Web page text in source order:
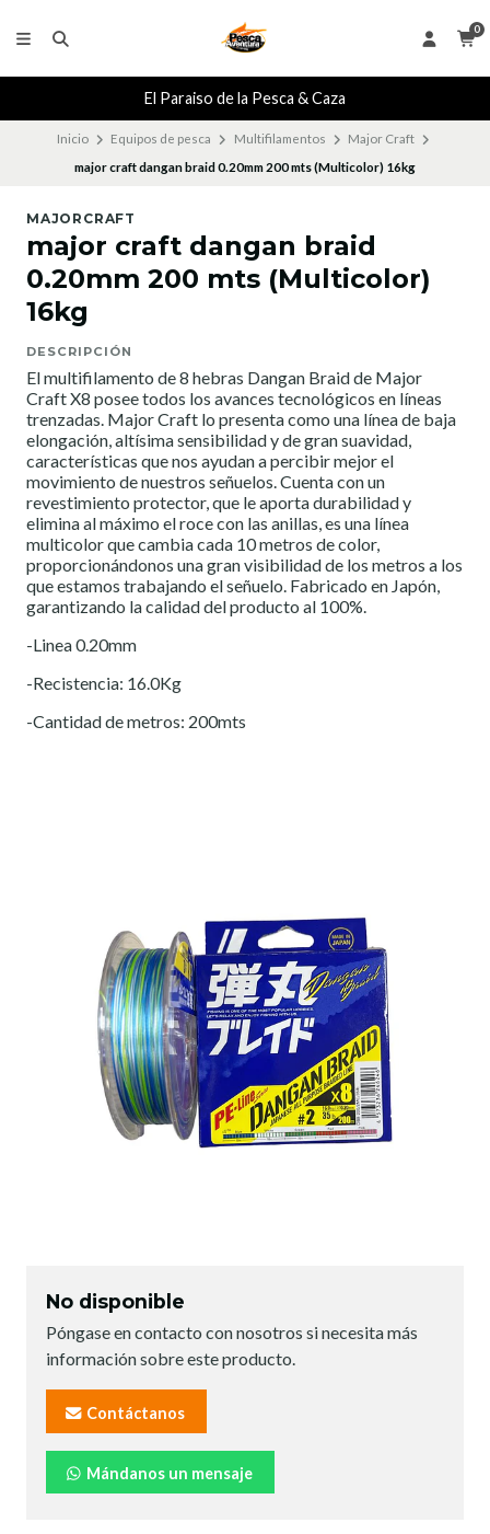
0
El Paraiso de la Pesca & Caza
Inicio Equipos de pesca Multifilamentos
Major Craft
major craft dangan braid 0.20mm 200 mts (Multicolor) 16kg
MAJORCRAFT
major craft dangan braid
0.20mm 200 mts (Multicolor)
16kg
DESCRIPCIÓN
El multifilamento de 8 hebras Dangan Braid de Major
Craft X8 posee todos los avances tecnológicos en líneas
trenzadas. Major Craft lo presenta como una línea de baja
elongación, altísima sensibilidad y de gran suavidad,
características que nos ayudan a percibir mejor el
movimiento de nuestros señuelos. Cuenta con un
revestimiento protector, que le aporta durabilidad y
elimina al máximo el roce con las anillas, es una línea
multicolor que cambia cada 10 metros de color,
proporcionándonos una gran visibilidad de los metros a los
que estamos trabajando el señuelo. Fabricado en Japón,
garantizando la calidad del producto al 100%.
-Linea 0.20mm
-Recistencia: 16.0Kg
-Cantidad de metros: 200mts
No disponible
Póngase en contacto con nosotros si necesita más
información sobre este producto.
Contáctanos
Mándanos un mensaje